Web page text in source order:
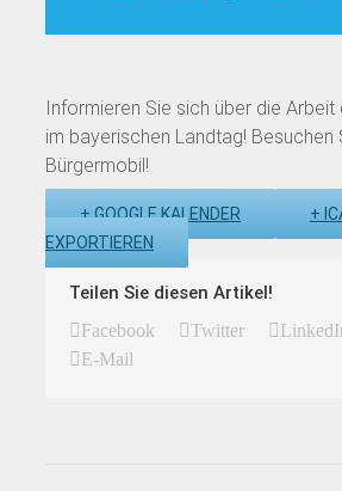
Informieren Sie sich über die
im bayerischen Landtag! Besuchen
Bürgermobil!
+ GOOGLE KALENDER
+
EXPORTIEREN
Teilen Sie diesen Artikel!
Facebook Twitter
E-Mail